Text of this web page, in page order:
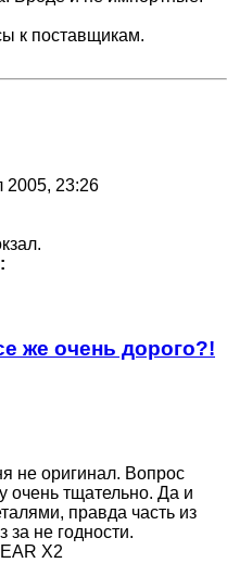
к поставщикам.
2005, 23:26
же очень дорого?!
не оригинал. Вопрос
очень тщательно. Да и
правда часть из
за не годности.
X2